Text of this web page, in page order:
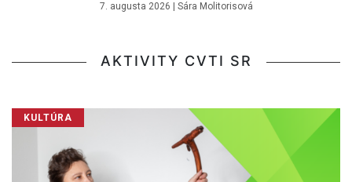
7. augusta 2026 Sára Molitorisová
AKTIVITY CVTI SR
KULTÚRA